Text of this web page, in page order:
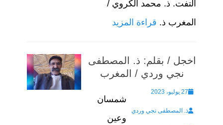
التفت. ذ. محمد الكروي /
المغرب ذ. قراءة المزيد
اخجل / بقلم: ذ. المصطفى
نجي وردي / المغرب
Posted
on
27 يوليو، 2023
Author
ذ. المصطفى نجي وردي
شمسان
وعين